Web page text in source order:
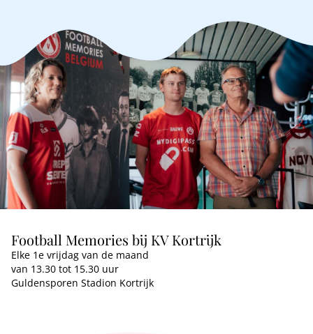
Football Memories bij KV Kortrijk
Elke 1e vrijdag van de maand
van 13.30 tot 15.30 uur
Guldensporen Stadion Kortrijk